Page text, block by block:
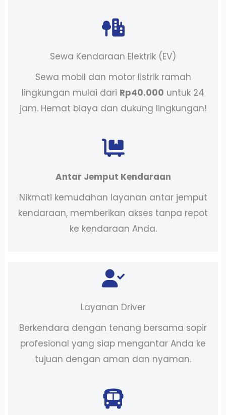
Sewa Kendaraan Elektrik (EV)
Sewa mobil dan motor listrik ramah
lingkungan mulai dari Rp40.000 untuk 24
jam. Hemat biaya dan dukung lingkungan!
Antar Jemput Kendaraan
Nikmati kemudahan layanan antar jemput
kendaraan, memberikan akses tanpa repot
ke kendaraan Anda.
Layanan Driver
Berkendara dengan tenang bersama sopir
profesional yang siap mengantar Anda ke
tujuan dengan aman dan nyaman.